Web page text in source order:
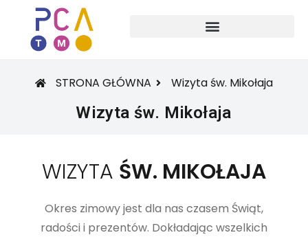
STRONA GŁÓWNA Wizyta św. Mikołaja
Wizyta św. Mikołaja
WIZYTA ŚW. MIKOŁAJA
Okres zimowy jest dla nas czasem Świąt,
radości i prezentów. Dokładając wszelkich